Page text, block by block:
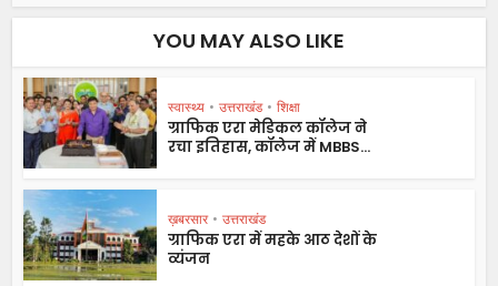
YOU MAY ALSO LIKE
स्वास्थ्य • उत्तराखंड • शिक्षा
ग्राफिक एरा मेडिकल कॉलेज ने
रचा इतिहास, कॉलेज में MBBS...
ख़बरसार • उत्तराखंड
ग्राफिक एरा में महके आठ देशों के
व्यंजन